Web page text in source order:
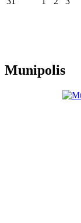
Munipolis